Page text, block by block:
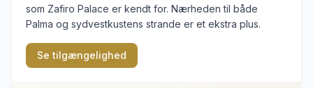
som Zafiro Palace er kendt for. Nærheden til både
Palma og sydvestkustens strande er et ekstra plus.
Se tilgængelighed